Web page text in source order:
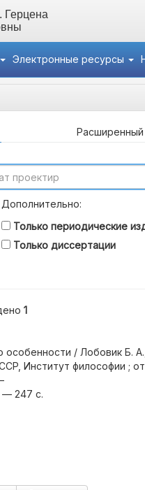
Герцена
Электронные ресурсы
Расширенный
Дополнительно:
Только периодические
Только диссертации
1
особенности / Лобовик Б.
Институт философии ;
— 247 с.